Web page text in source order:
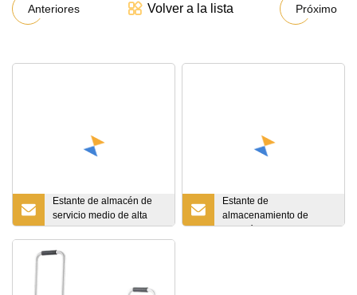
Anteriores Volver a la lista Próximo
Estante de almacén de
servicio medio de alta
capacidad para estante
almacenamiento Estante
múltiple de precio de
Estante de
almacenamiento de
almacén duradero